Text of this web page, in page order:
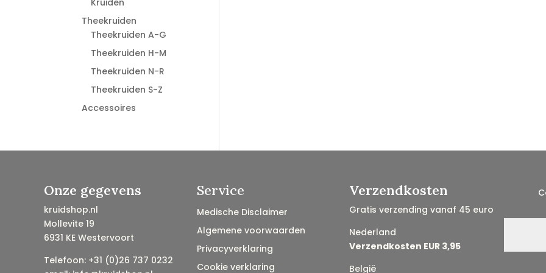
Kruiden
Theekruiden
Theekruiden A-G
Theekruiden H-M
Theekruiden N-R
Theekruiden S-Z
Accessoires
Onze gegevens
kruidshop.nl
Mollevite 19
6931 KE Westervoort
Telefoon: +31 (0)26 737 0232
Service
Medische Disclaimer
Algemene voorwaarden
Privacyverklaring
Cookie verklaring
Verzendkosten
Gratis verzending vanaf 45 euro
Nederland
Verzendkosten EUR 3,95
België